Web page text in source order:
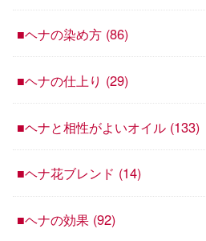
■ヘナの染め方 (86)
■ヘナの仕上り (29)
■ヘナと相性がよいオイル (133)
■ヘナ花ブレンド (14)
■ヘナの効果 (92)